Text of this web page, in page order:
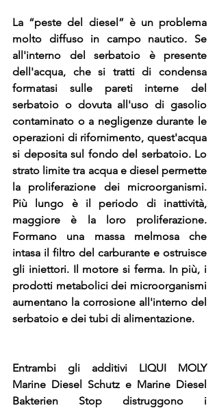
La “peste del diesel” è un problema
molto diffuso in campo nautico. Se
all'interno del serbatoio è presente
dell'acqua, che si tratti di condensa
formatasi sulle pareti interne del
serbatoio o dovuta all'uso di gasolio
contaminato o a negligenze durante le
operazioni di rifornimento, quest'acqua
si deposita sul fondo del serbatoio. Lo
strato limite tra acqua e diesel permette
la proliferazione dei microorganismi.
Più lungo è il periodo di inattività,
maggiore è la loro proliferazione.
Formano una massa melmosa che
intasa il filtro del carburante e ostruisce
gli iniettori. Il motore si ferma. In più, i
prodotti metabolici dei microorganismi
aumentano la corrosione all'interno del
serbatoio e dei tubi di alimentazione.
Entrambi gli additivi LIQUI MOLY
Marine Diesel Schutz e Marine Diesel
Bakterien Stop distruggono i